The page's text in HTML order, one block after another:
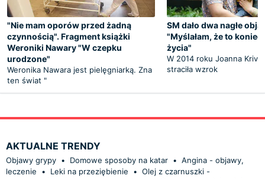
"Nie mam oporów przed żadną
czynnością". Fragment książki
Weroniki Nawary "W czepku
urodzone"
Weronika Nawara jest pielęgniarką. Zna
ten świat "
SM dało dwa nagłe
"Myślałam, że to
życia"
W 2014 roku Joanna
straciła wzrok
AKTUALNE TRENDY
Objawy grypy • Domowe sposoby na katar • Angina - objawy,
leczenie
• Leki na przeziębienie • Olej z czarnuszki -